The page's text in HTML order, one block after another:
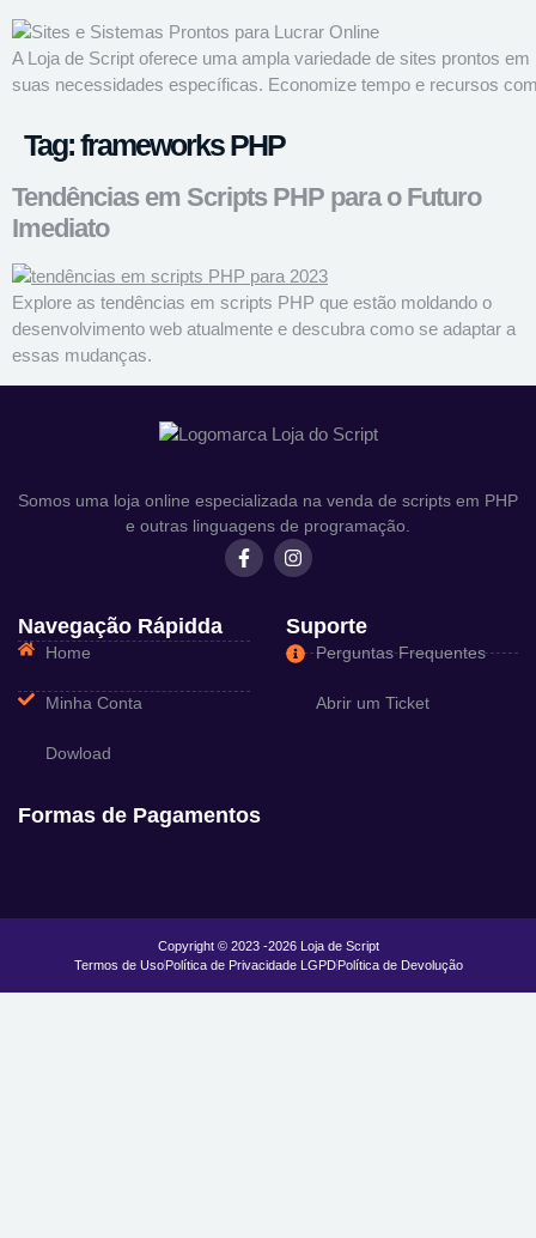
A Loja de Script oferece uma ampla variedade de sites prontos
suas necessidades específicas. Economize tempo e recursos
Tag:frameworks PHP
Tendências em Scripts PHP para o Futuro
Imediato
Explore as tendências em scripts PHP que estão moldando o
desenvolvimento web atualmente e descubra como se adaptar a
essas mudanças.
Somos uma loja online especializada na venda de scripts em PHP
e outras linguagens de programação.
Navegação Rápidda
Home
Minha Conta
Dowload
Suporte
Perguntas Frequentes
Abrir um Ticket
Formas de Pagamentos
Copyright © 2023 -2026 Loja de Script
Termos de Uso Política de Privacidade LGPD Política de Devolução